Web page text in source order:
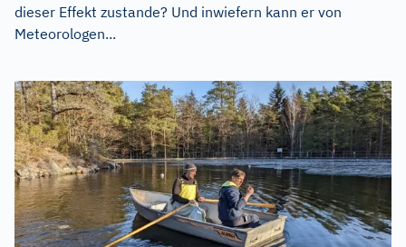
dieser Effekt zustande? Und inwiefern kann er von
Meteorologen...